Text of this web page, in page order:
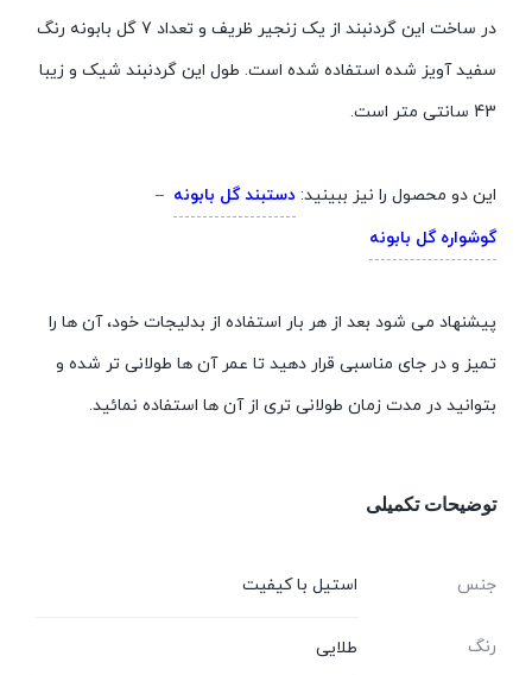
در ساخت این گردنبند از یک زنجیر ظریف و تعداد 7 گل بابونه رنگ
سفید آویز شده استفاده شده است. طول این گردنبند شیک و زیبا
43 سانتی متر است.
این دو محصول را نیز ببینید: دستبند گل بابونه –
گوشواره گل بابونه
پیشنهاد می شود بعد از هر بار استفاده از بدلیجات خود، آن ها را
تمیز و در جای مناسبی قرار دهید تا عمر آن ها طولانی تر شده و
بتوانید در مدت زمان طولانی تری از آن ها استفاده نمائید.
توضیحات تکمیلی
جنس استیل با کیفیت
رنگ طلایی